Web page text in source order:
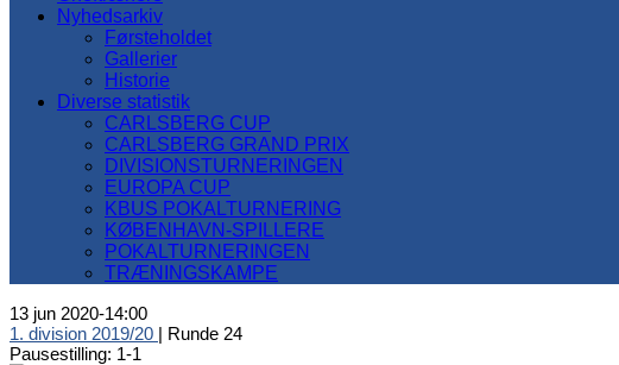
Nyhedsarkiv
Førsteholdet
Gallerier
Historie
Diverse statistik
CARLSBERG CUP
CARLSBERG GRAND PRIX
DIVISIONSTURNERINGEN
EUROPA CUP
KBUS POKALTURNERING
KØBENHAVN-SPILLERE
POKALTURNERINGEN
TRÆNINGSKAMPE
13 jun 2020-14:00
1. division 2019/20 | Runde 24
Pausestilling: 1-1